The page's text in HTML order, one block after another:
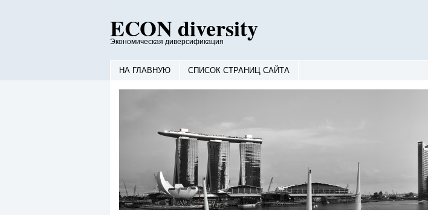
ECON diversity
Экономическая диверсификация
НА ГЛАВНУЮ СПИСОК СТРАНИЦ САЙТА